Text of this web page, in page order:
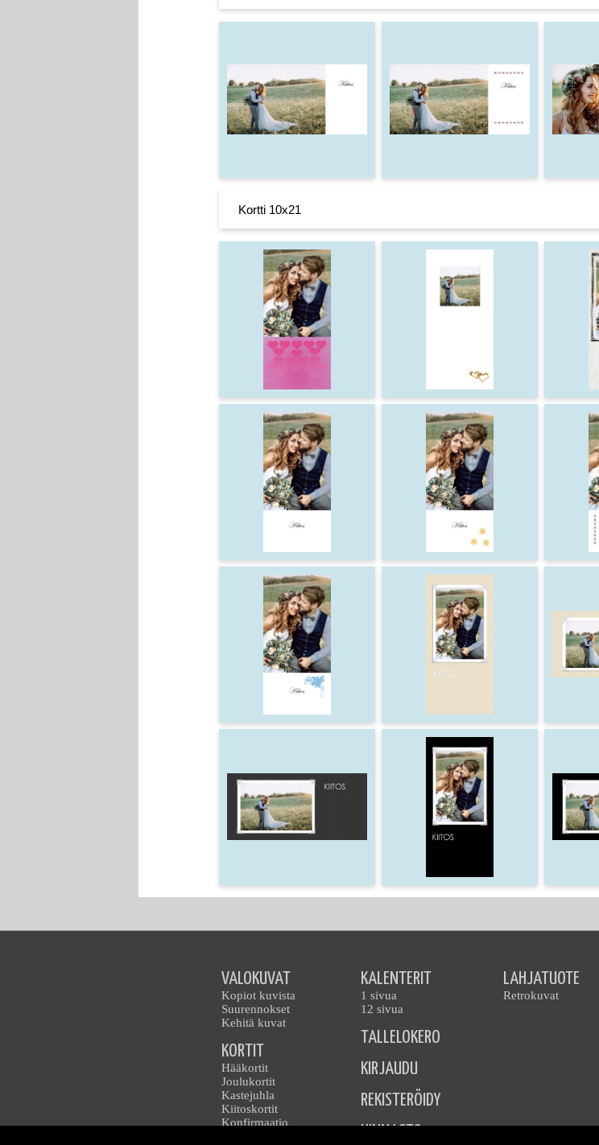
Kortti 10x21
VALOKUVAT
Kopiot kuvista
Suurennokset
Kehitä kuvat
KORTIT
Hääkortit
Joulukortit
Kastejuhla
Kiitoskortit
Konfirmaatio
KALENTERIT
1 sivua
12 sivua
TALLELOKERO
KIRJAUDU
REKISTERÖIDY
HINNASTO
LAHJATUOTE
Retrokuvat